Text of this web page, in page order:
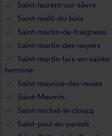
Saint-laurent-sur-sèvre
Saint-malô-du-bois
Saint-martin-de-fraigneau
Saint-martin-des-noyers
Saint-martin-lars-en-sainte-
hermine
Saint-maurice-des-noues
Saint-Mesmin
Saint-michel-le-cloucq
Saint-paul-en-pareds